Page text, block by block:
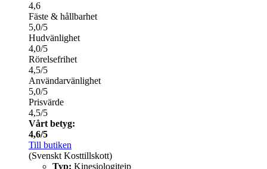
4,6
Fäste & hållbarhet
5,0/5
Hudvänlighet
4,0/5
Rörelsefrihet
4,5/5
Användarvänlighet
5,0/5
Prisvärde
4,5/5
Vårt betyg:
4,6/5
Till butiken
(Svenskt Kosttillskott)
Typ: Kinesiologitejp